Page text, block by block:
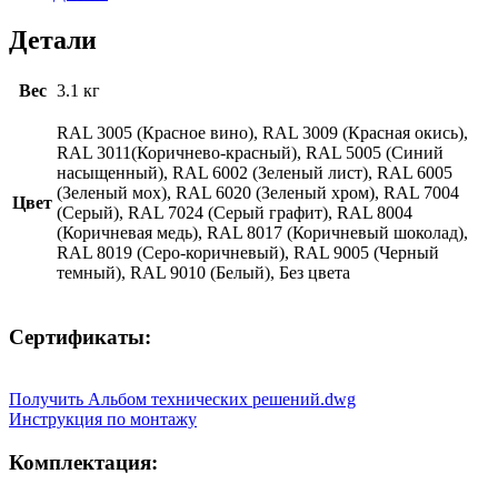
Детали
Вес 3.1 кг
Цвет
RAL 3005 (Красное вино), RAL 3009 (Красная окись),
RAL 3011(Коричнево-красный), RAL 5005 (Синий
насыщенный), RAL 6002 (Зеленый лист), RAL 6005
(Зеленый мох), RAL 6020 (Зеленый хром), RAL 7004
(Серый), RAL 7024 (Серый графит), RAL 8004
(Коричневая медь), RAL 8017 (Коричневый шоколад),
RAL 8019 (Серо-коричневый), RAL 9005 (Черный
темный), RAL 9010 (Белый), Без цвета
Сертификаты:
Получить Альбом технических решений.dwg
Инструкция по монтажу
Комплектация: